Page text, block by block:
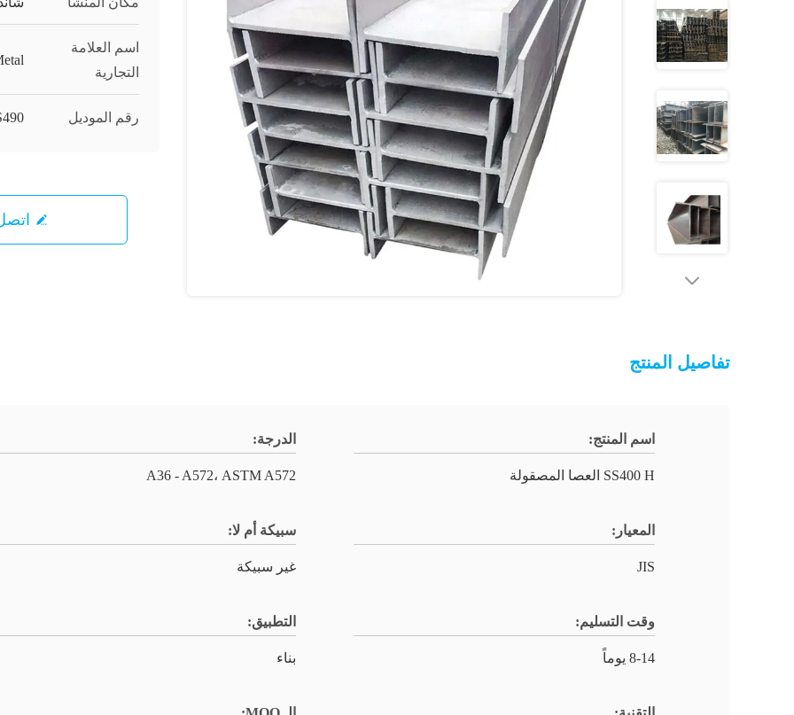
اسم العلامة
التجارية
رقم الموديل
تفاصيل المنتج
اسم المنتج:
SS400 H العصا المصقولة
الدرجة:
A36 - A572، ASTM A572
المعيار:
JIS
سبيكة أم لا:
غير سبيكة
وقت التسليم:
8-14 يوماً
التطبيق:
بناء